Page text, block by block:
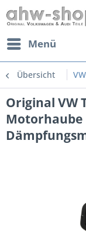
Menü
Übersicht
Original VW